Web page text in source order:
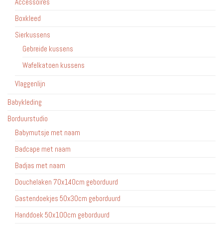
Accessoires
Boxkleed
Sierkussens
Gebreide kussens
Wafelkatoen kussens
Vlaggenlijn
Babykleding
Borduurstudio
Babymutsje met naam
Badcape met naam
Badjas met naam
Douchelaken 70x140cm geborduurd
Gastendoekjes 50x30cm geborduurd
Handdoek 50x100cm geborduurd